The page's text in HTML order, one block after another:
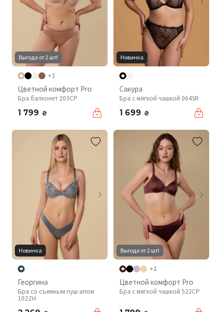
Выгода от 2 шт!
+1
Цветной комфорт Pro
Бра балконет 203CP
1 799 ₴
Новинка
Сакура
Бра с мягкой чашкой 064SR
1 699 ₴
Новинка
Георгина
Бра со съемным пуш-апом
102ZH
Выгода от 2 шт!
+1
Цветной комфорт Pro
Бра с мягкой чашкой 522CP